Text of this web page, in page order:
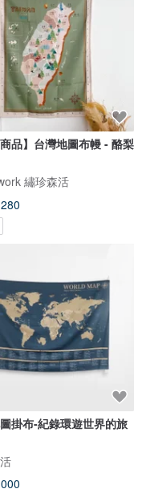
商品】台灣地圖布幔 - 酪梨
繡珍森活
掛布-紀錄環遊世界的旅